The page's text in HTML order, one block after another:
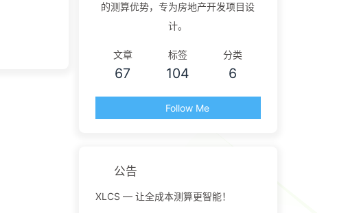
的测算优势，专为房地产开发项目设
计。
文章
67
标签
104
分类
6
Follow Me
公告
XLCS — 让全成本测算更智能！